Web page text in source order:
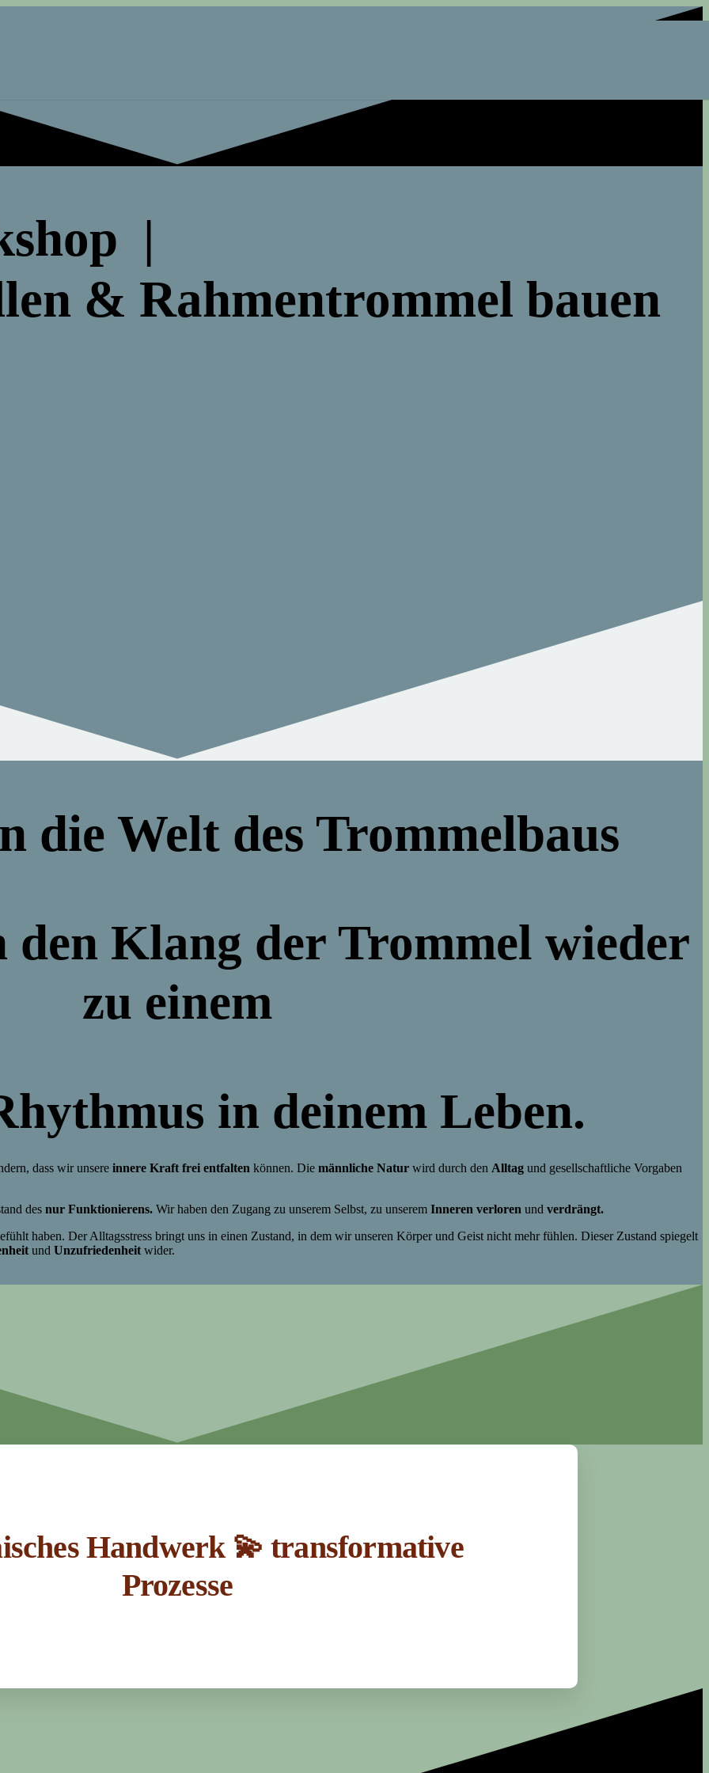
|
& Rahmentrommel bauen
die Welt des Trommelbaus
Klang der Trommel wieder
zu einem
in deinem Leben.
dass wir unsere innere Kraft frei entfalten können. Die männliche Natur wird durch den Alltag und gesellschaftliche Vorgaben
des nur Funktionierens. Wir haben den Zugang zu unserem Selbst, zu unserem Inneren verloren und verdrängt.
haben. Der Alltagsstress bringt uns in einen Zustand, in dem wir unseren Körper und Geist nicht mehr fühlen. Dieser Zustand spiegelt
und Unzufriedenheit wider.
Handwerk 💫 transformative
Prozesse